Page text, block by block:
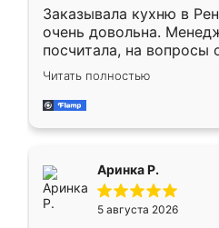
Заказывала кухню в
очень довольна.
посчитала, на вопросы
Замерщик приехал в
делу со всей
за день, ребята
Читать полностью
Аринка Р.
5 августа 2026